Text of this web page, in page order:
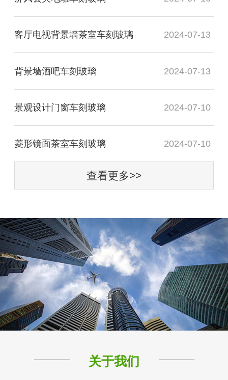
客厅电视背景墙茶室车刻玻璃 2024-07-13
背景墙酒吧车刻玻璃 2024-07-13
景观设计门窗车刻玻璃 2024-07-10
菱形镜面茶室车刻玻璃 2024-07-10
查看更多>>
关于我们